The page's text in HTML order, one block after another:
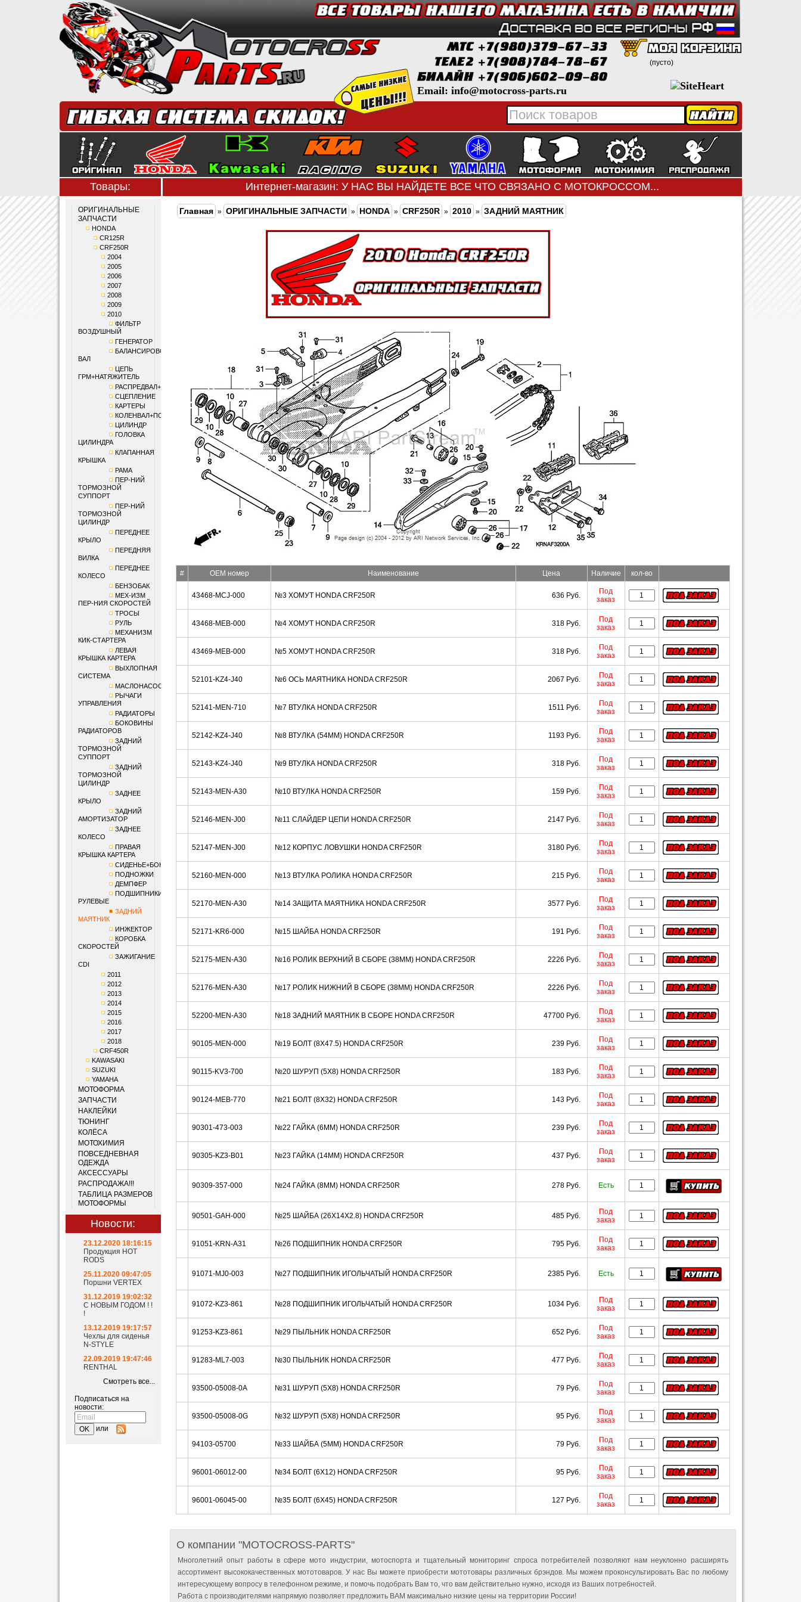
(пусто)
Email: info@motocross-parts.ru
Товары: Интернет-магазин: У НАС ВЫ НАЙДЕТЕ ВСЕ ЧТО СВЯЗАНО С МОТОКРОССОМ...
ОРИГИНАЛЬНЫЕ
ЗАПЧАСТИ
HONDA
CR125R
CRF250R
2004
2005
2006
2007
2008
2009
2010
ФИЛЬТР
ВОЗДУШНЫЙ
ГЕНЕРАТОР
БАЛАНСИРОВОЧНЫЙ
ВАЛ
ЦЕПЬ
ГРМ+НАТЯЖИТЕЛЬ
РАСПРЕДВАЛ+КЛАПАНЫ
СЦЕПЛЕНИЕ
КАРТЕРЫ
КОЛЕНВАЛ+ПОРШЕНЬ
ЦИЛИНДР
ГОЛОВКА
ЦИЛИНДРА
КЛАПАННАЯ
КРЫШКА
РАМА
ПЕР-НИЙ
ТОРМОЗНОЙ
СУППОРТ
ПЕР-НИЙ
ТОРМОЗНОЙ
ЦИЛИНДР
ПЕРЕДНЕЕ
КРЫЛО
ПЕРЕДНЯЯ
ВИЛКА
ПЕРЕДНЕЕ
КОЛЕСО
БЕНЗОБАК
МЕХ-ИЗМ
ПЕР-НИЯ СКОРОСТЕЙ
ТРОСЫ
РУЛЬ
МЕХАНИЗМ
КИК-СТАРТЕРА
ЛЕВАЯ
КРЫШКА КАРТЕРА
ВЫХЛОПНАЯ
СИСТЕМА
МАСЛОНАСОС
РЫЧАГИ
УПРАВЛЕНИЯ
РАДИАТОРЫ
БОКОВИНЫ
РАДИАТОРОВ
ЗАДНИЙ
ТОРМОЗНОЙ
СУППОРТ
ЗАДНИЙ
ТОРМОЗНОЙ
ЦИЛИНДР
ЗАДНЕЕ
КРЫЛО
ЗАДНИЙ
АМОРТИЗАТОР
ЗАДНЕЕ
КОЛЕСО
ПРАВАЯ
КРЫШКА КАРТЕРА
СИДЕНЬЕ+БОКОВИНЫ
ПОДНОЖКИ
ДЕМПФЕР
ПОДШИПНИКИ
РУЛЕВЫЕ
ЗАДНИЙ
МАЯТНИК
ИНЖЕКТОР
КОРОБКА
СКОРОСТЕЙ
ЗАЖИГАНИЕ
CDI
2011
2012
2013
2014
2015
2016
2017
2018
CRF450R
KAWASAKI
SUZUKI
YAMAHA
МОТОФОРМА
ЗАПЧАСТИ
НАКЛЕЙКИ
ТЮНИНГ
КОЛЁСА
МОТОХИМИЯ
ПОВСЕДНЕВНАЯ
ОДЕЖДА
АКСЕССУАРЫ
РАСПРОДАЖА!!!
ТАБЛИЦА РАЗМЕРОВ
МОТОФОРМЫ
Новости:
23.12.2020 18:16:15
Продукция HOT
RODS
25.11.2020 09:47:05
Поршни VERTEX
31.12.2019 19:02:32
С НОВЫМ ГОДОМ ! !
!
13.12.2019 19:17:57
Чехлы для сиденья
N-STYLE
22.09.2019 19:47:46
RENTHAL
Смотреть все...
Подписаться на
новости:
или
Главная » ОРИГИНАЛЬНЫЕ ЗАПЧАСТИ » HONDA » CRF250R » 2010 » ЗАДНИЙ МАЯТНИК
# OEM номер Наименование Цена Наличие кол-во
43468-MCJ-000 №3 ХОМУТ HONDA CRF250R 636 Руб.
Под
заказ
43468-MEB-000 №4 ХОМУТ HONDA CRF250R 318 Руб.
Под
заказ
43469-MEB-000 №5 ХОМУТ HONDA CRF250R 318 Руб.
Под
заказ
52101-KZ4-J40 №6 ОСЬ МАЯТНИКА HONDA CRF250R 2067 Руб.
Под
заказ
52141-MEN-710 №7 ВТУЛКА HONDA CRF250R 1511 Руб.
Под
заказ
52142-KZ4-J40 №8 ВТУЛКА (54ММ) HONDA CRF250R 1193 Руб.
Под
заказ
52143-KZ4-J40 №9 ВТУЛКА HONDA CRF250R 318 Руб.
Под
заказ
52143-MEN-A30 №10 ВТУЛКА HONDA CRF250R 159 Руб.
Под
заказ
52146-MEN-J00 №11 СЛАЙДЕР ЦЕПИ HONDA CRF250R 2147 Руб.
Под
заказ
52147-MEN-J00 №12 КОРПУС ЛОВУШКИ HONDA CRF250R 3180 Руб.
Под
заказ
52160-MEN-000 №13 ВТУЛКА РОЛИКА HONDA CRF250R 215 Руб.
Под
заказ
52170-MEN-A30 №14 ЗАЩИТА МАЯТНИКА HONDA CRF250R 3577 Руб.
Под
заказ
52171-KR6-000 №15 ШАЙБА HONDA CRF250R 191 Руб.
Под
заказ
52175-MEN-A30 №16 РОЛИК ВЕРХНИЙ В СБОРЕ (38MM) HONDA CRF250R 2226 Руб.
Под
заказ
52176-MEN-A30 №17 РОЛИК НИЖНИЙ В СБОРЕ (38MM) HONDA CRF250R 2226 Руб.
Под
заказ
52200-MEN-A30 №18 ЗАДНИЙ МАЯТНИК В СБОРЕ HONDA CRF250R 47700 Руб.
Под
заказ
90105-MEN-000 №19 БОЛТ (8X47.5) HONDA CRF250R 239 Руб.
Под
заказ
90115-KV3-700 №20 ШУРУП (5X8) HONDA CRF250R 183 Руб.
Под
заказ
90124-MEB-770 №21 БОЛТ (8X32) HONDA CRF250R 143 Руб.
Под
заказ
90301-473-003 №22 ГАЙКА (6MM) HONDA CRF250R 239 Руб.
Под
заказ
90305-KZ3-B01 №23 ГАЙКА (14MM) HONDA CRF250R 437 Руб.
Под
заказ
90309-357-000 №24 ГАЙКА (8MM) HONDA CRF250R 278 Руб. Есть
90501-GAH-000 №25 ШАЙБА (26X14X2.8) HONDA CRF250R 485 Руб.
Под
заказ
91051-KRN-A31 №26 ПОДШИПНИК HONDA CRF250R 795 Руб.
Под
заказ
91071-MJ0-003 №27 ПОДШИПНИК ИГОЛЬЧАТЫЙ HONDA CRF250R 2385 Руб. Есть
91072-KZ3-861 №28 ПОДШИПНИК ИГОЛЬЧАТЫЙ HONDA CRF250R 1034 Руб.
Под
заказ
91253-KZ3-861 №29 ПЫЛЬНИК HONDA CRF250R 652 Руб.
Под
заказ
91283-ML7-003 №30 ПЫЛЬНИК HONDA CRF250R 477 Руб.
Под
заказ
93500-05008-0A №31 ШУРУП (5X8) HONDA CRF250R 79 Руб.
Под
заказ
93500-05008-0G №32 ШУРУП (5X8) HONDA CRF250R 95 Руб.
Под
заказ
94103-05700 №33 ШАЙБА (5MM) HONDA CRF250R 79 Руб.
Под
заказ
96001-06012-00 №34 БОЛТ (6X12) HONDA CRF250R 95 Руб.
Под
заказ
96001-06045-00 №35 БОЛТ (6X45) HONDA CRF250R 127 Руб.
Под
заказ
О компании "MOTOCROSS-PARTS"
Многолетний опыт работы в сфере мото индустрии, мотоспорта и тщательный мониторинг спроса потребителей позволяют нам неуклонно расширять
ассортимент высококачественных мототоваров. У нас Вы можете приобрести мототовары различных брэндов. Мы можем проконсультировать Вас по любому
интересующему вопросу в телефонном режиме, и помочь подобрать Вам то, что вам действительно нужно, исходя из Ваших потребностей.
Работа с производителями напрямую позволяет предложить ВАМ максимально низкие цены на территории России!